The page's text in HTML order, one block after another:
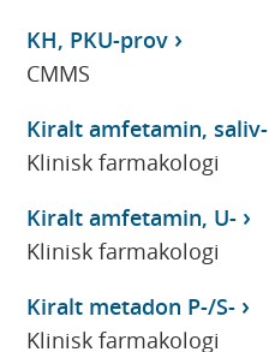
KH, PKU-prov
CMMS
Kiralt amfetamin, saliv-
Klinisk farmakologi
Kiralt amfetamin, U-
Klinisk farmakologi
Kiralt metadon P-/S-
Klinisk farmakologi